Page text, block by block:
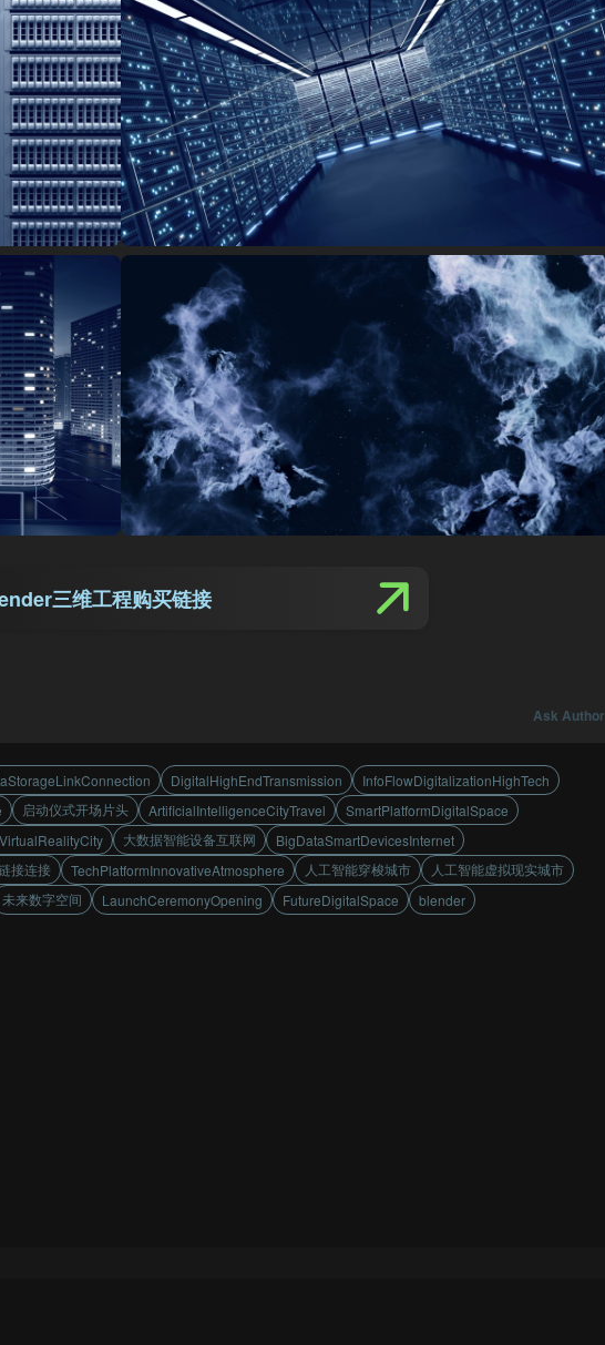
三维工程购买链接
Ask Author
DigitalHighEndTransmission
InfoFlowDigitalizationHighTech
启动仪式开场片头 ArtificialIntelligenceCityTravel
SmartPlatformDigitalSpace
大数据智能设备互联网
BigDataSmartDevicesInternet
接连接 TechPlatformInnovativeAtmosphere 人工智能穿梭城市
人工智能虚拟现实城市
未来数字空间 LaunchCeremonyOpening FutureDigitalSpace blender